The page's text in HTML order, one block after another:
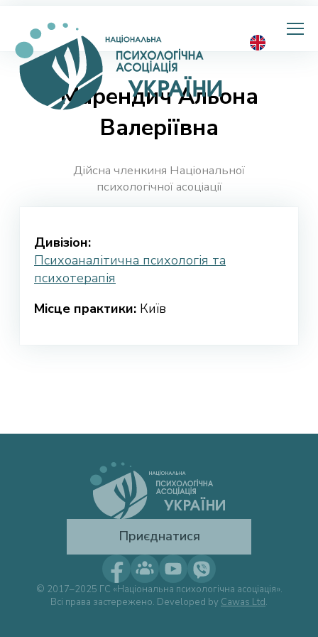
Національна
психологічна
Марендич Альона
Валеріївна
Дійсна членкиня Національної
психологічної асоціації
Дивізіон:
Психоаналітична психологія та
психотерапія
Місце практики: Київ
Приєднатися
© 2017–2025 ГС «Національна психологічна асоціація».
Всі права застережено. Developed by Cawas Ltd.